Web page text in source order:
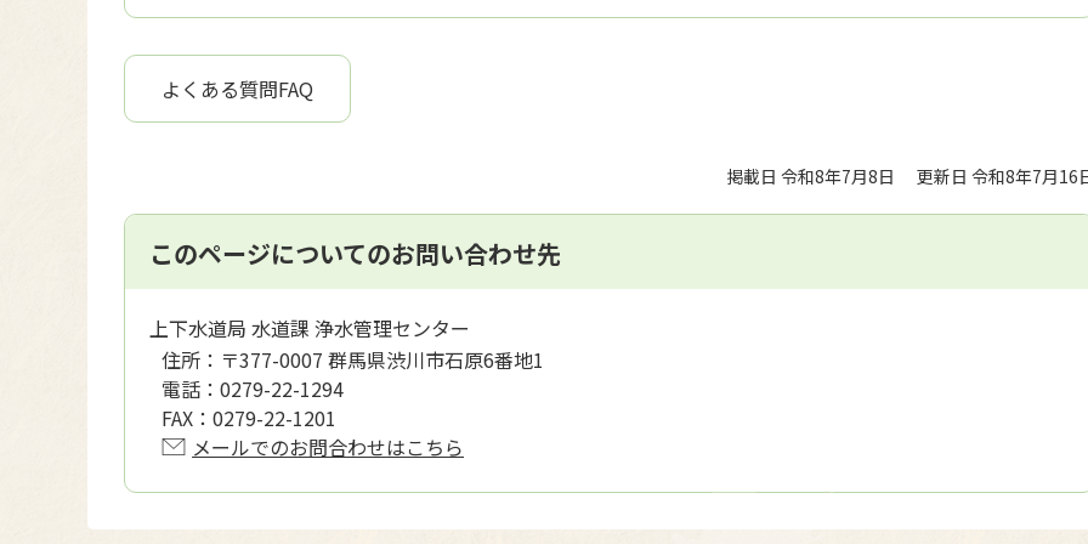
よくある質問FAQ
掲載日 令和8年7月8日 更新日 令和8年7月16
このページについてのお問い合わせ先
上下水道局 水道課 浄水管理センター
住所： 〒377-0007 群馬県渋川市石原6番地1
電話： 0279-22-1294
FAX： 0279-22-1201
メールでのお問合わせはこちら